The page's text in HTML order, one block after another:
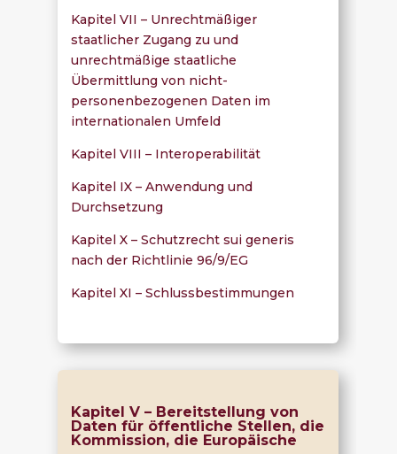
Kapitel VII – Unrechtmäßiger
staatlicher Zugang zu und
unrechtmäßige staatliche
Übermittlung von nicht-
personenbezogenen Daten im
internationalen Umfeld
Kapitel VIII – Interoperabilität
Kapitel IX – Anwendung und
Durchsetzung
Kapitel X – Schutzrecht sui generis
nach der Richtlinie 96/9/EG
Kapitel XI – Schlussbestimmungen
Kapitel V – Bereitstellung von
Daten für öffentliche Stellen, die
Kommission, die Europäische